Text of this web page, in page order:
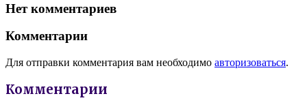
Нет комментариев
Комментарии
Для отправки комментария вам необходимо авторизоваться.
Комментарии